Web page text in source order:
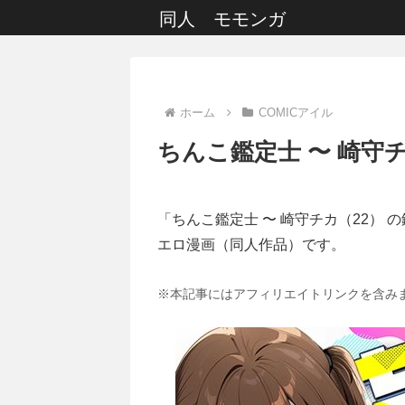
同人 モモンガ
ホーム COMICアイル
ちんこ鑑定士 〜 崎守
「ちんこ鑑定士 〜 崎守チカ（22）
エロ漫画（同人作品）です。
※本記事にはアフィリエイトリンクを含み